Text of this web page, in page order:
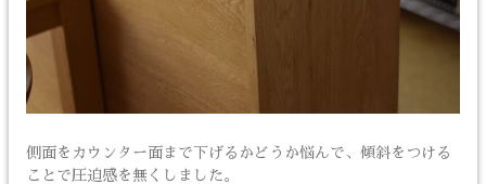
側面をカウンター面まで下げるかどうか悩んで、傾斜をつける
ことで圧迫感を無くしました。